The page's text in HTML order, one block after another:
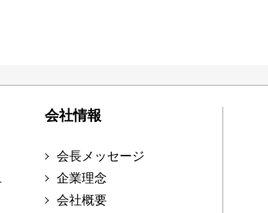
会社情報
会長メッセージ
企業理念
会社概要